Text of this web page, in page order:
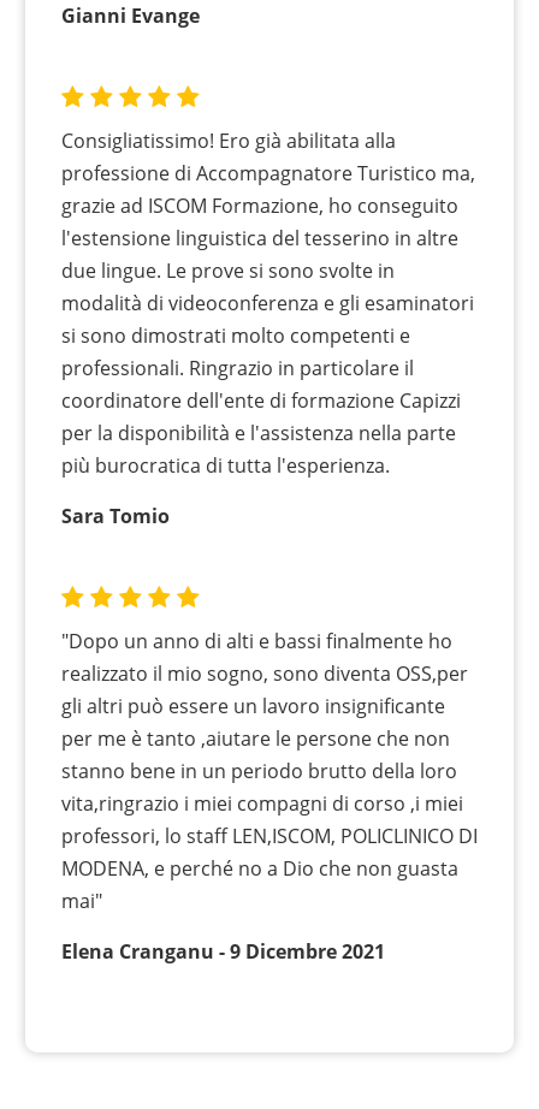
Gianni Evange
Consigliatissimo! Ero già abilitata alla
professione di Accompagnatore Turistico ma,
grazie ad ISCOM Formazione, ho conseguito
l'estensione linguistica del tesserino in altre
due lingue. Le prove si sono svolte in
modalità di videoconferenza e gli esaminatori
si sono dimostrati molto competenti e
professionali. Ringrazio in particolare il
coordinatore dell'ente di formazione Capizzi
per la disponibilità e l'assistenza nella parte
più burocratica di tutta l'esperienza.
Sara Tomio
"Dopo un anno di alti e bassi finalmente ho
realizzato il mio sogno, sono diventa OSS,per
gli altri può essere un lavoro insignificante
per me è tanto ,aiutare le persone che non
stanno bene in un periodo brutto della loro
vita,ringrazio i miei compagni di corso ,i miei
professori, lo staff LEN,ISCOM, POLICLINICO DI
MODENA, e perché no a Dio che non guasta
mai"
Elena Cranganu - 9 Dicembre 2021